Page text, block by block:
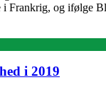
Frankrig, og ifølge
i 2019